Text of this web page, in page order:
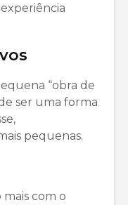
“obra de
ser uma forma
pequenas.
com o